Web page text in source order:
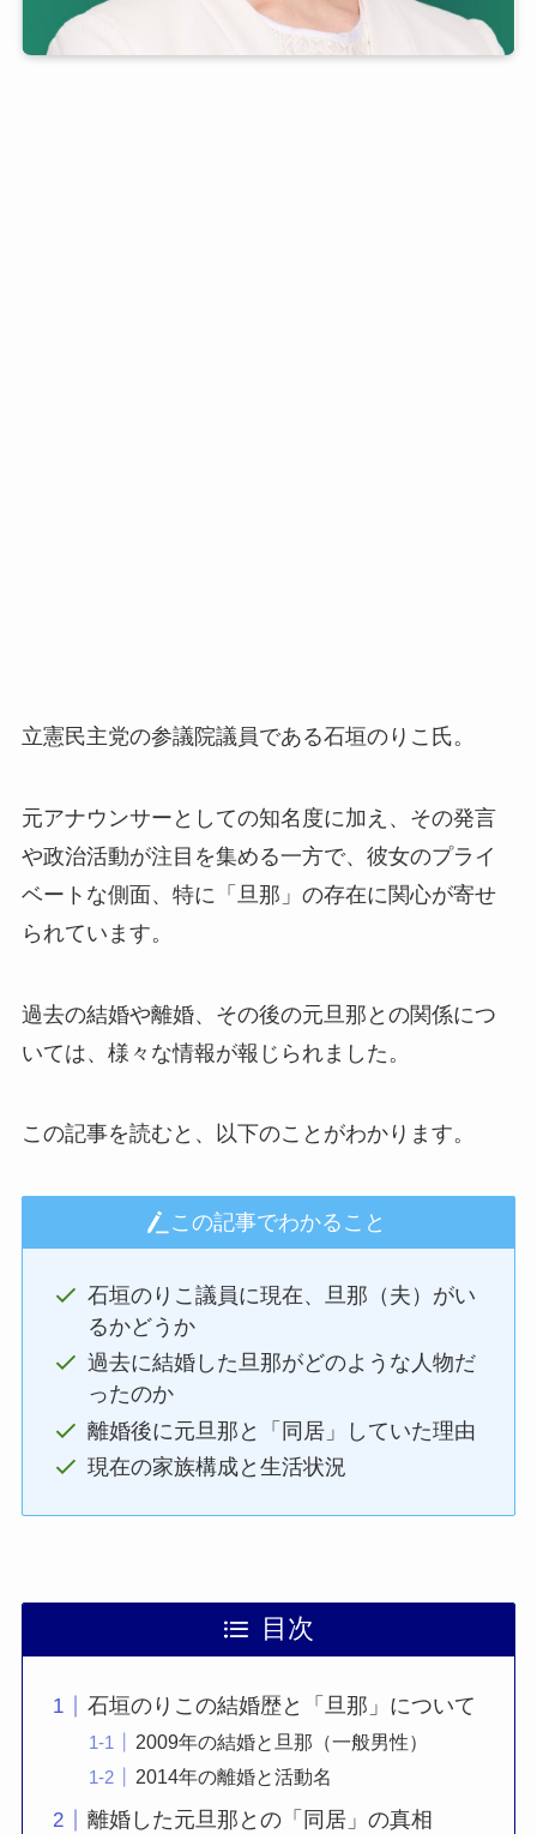
立憲民主党の参議院議員である石垣のりこ氏。
元アナウンサーとしての知名度に加え、その発言
や政治活動が注目を集める一方で、彼女のプライ
ベートな側面、特に「旦那」の存在に関心が寄せ
られています。
過去の結婚や離婚、その後の元旦那との関係につ
いては、様々な情報が報じられました。
この記事を読むと、以下のことがわかります。
この記事でわかること
石垣のりこ議員に現在、旦那（夫）がい
るかどうか
過去に結婚した旦那がどのような人物だ
ったのか
離婚後に元旦那と「同居」していた理由
現在の家族構成と生活状況
目次
石垣のりこの結婚歴と「旦那」について
2009年の結婚と旦那（一般男性）
2014年の離婚と活動名
離婚した元旦那との「同居」の真相